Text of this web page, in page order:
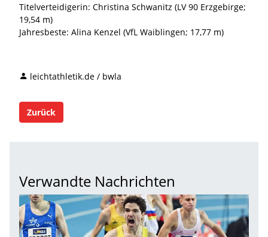
Titelverteidigerin: Christina Schwanitz (LV 90 Erzgebirge;
19,54 m)
Jahresbeste: Alina Kenzel (VfL Waiblingen; 17,77 m)
leichtathletik.de / bwla
Zurück
Verwandte Nachrichten